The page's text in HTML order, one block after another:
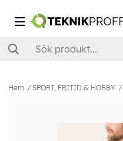
Hem SPORT, FRITID & HOBBY